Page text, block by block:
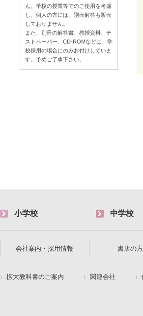
ん。学校の授業等でのご使用を考慮
し、個人の方には、別売解答も販売
しておりません。
また、別冊の解答書、教授資料、テ
ストペーパー、CD-ROMなどは、学
校採用の場合にのみお付けしていま
す。予めご了承下さい。
小学校 中学校
会社案内・採用情報 書店の
拡大教科書のご案内 関連会社